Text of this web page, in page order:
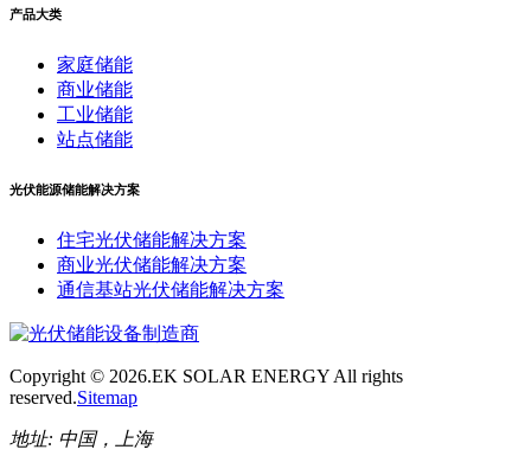
产品大类
家庭储能
商业储能
工业储能
站点储能
光伏能源储能解决方案
住宅光伏储能解决方案
商业光伏储能解决方案
通信基站光伏储能解决方案
Copyright © 2026.EK SOLAR ENERGY All rights
reserved.Sitemap
地址: 中国，上海